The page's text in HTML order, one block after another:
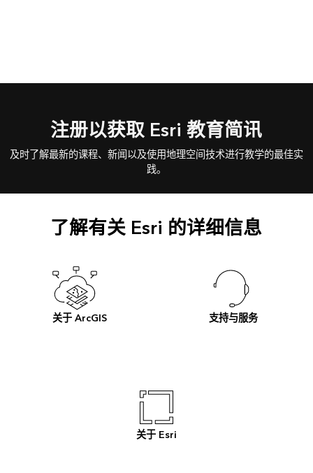
注册以获取 Esri 教育简讯
及时了解最新的课程、新闻以及使用地理空间技术进行教学的最佳实
践。
了解有关 Esri 的详细信息
关于 ArcGIS 支持与服务
关于 Esri